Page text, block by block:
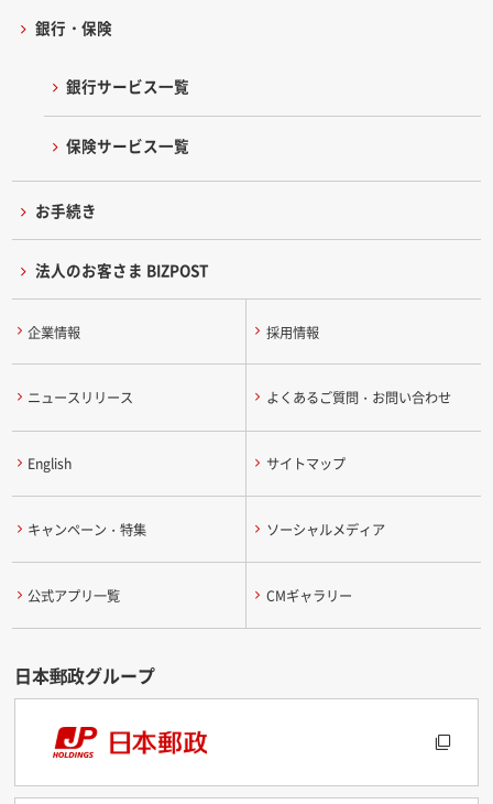
銀行・保険
銀行サービス一覧
保険サービス一覧
お手続き
法人のお客さま BIZPOST
企業情報 採用情報
ニュースリリース よくあるご質問・お問い合わせ
English サイトマップ
キャンペーン・特集 ソーシャルメディア
公式アプリ一覧 CMギャラリー